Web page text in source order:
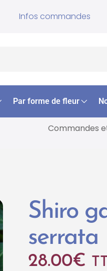
Infos commandes
Par forme de fleur
Commandes
Shiro
serrata
28.00€